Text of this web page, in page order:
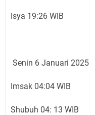
Isya 19:26 WIB
Senin 6 Januari 2025
Imsak 04:04 WIB
Shubuh 04: 13 WIB